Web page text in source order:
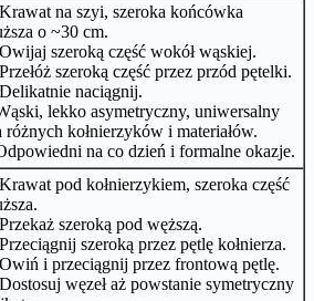
na szyi, szeroka końcówka
o ~30 cm.
szeroką część wokół wąskiej.
szeroką część przez przód pętelki.
naciągnij.
lekko asymetryczny, uniwersalny
różnych kołnierzyków i materiałów.
na co dzień i formalne okazje.
pod kołnierzykiem, szeroka część
szeroką pod węższą.
szeroką przez pętlę kołnierza.
i przeciągnij przez frontową pętlę.
węzeł aż powstanie symetryczny